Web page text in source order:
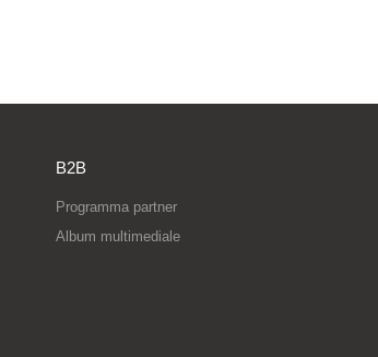
B2B
Programma partner
Album multimediale